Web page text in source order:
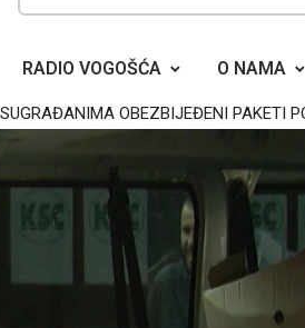
RADIO VOGOŠĆA O NAMA
OBEZBIJEĐENI PAKETI